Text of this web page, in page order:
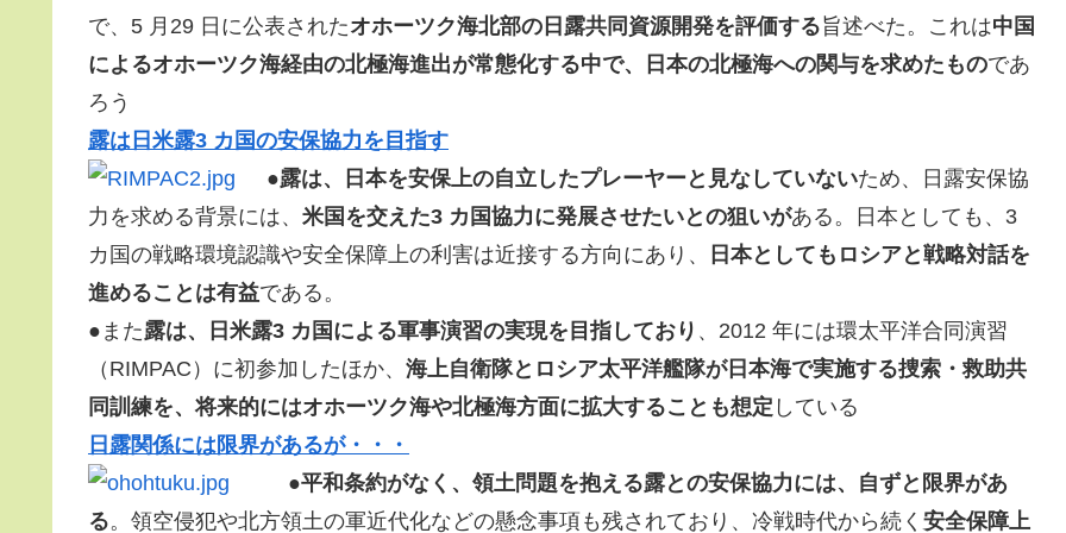
で、5 月29 日に公表されたオホーツク海北部の日露共同資源開発を評価する旨述べた。これは中国
によるオホーツク海経由の北極海進出が常態化する中で、日本の北極海への関与を求めたものであ
ろう
露は日米露3 カ国の安保協力を目指す
●露は、日本を安保上の自立したプレーヤーと見なしていないため、日露安保協
力を求める背景には、 米国を交えた3 カ国協力に発展させたいとの狙いがある。日本としても、3
カ国の戦略環境認識や安全保障上の利害は近接する方向にあり、
日本としてもロシアと戦略対話を
進めることは有益である。
●また露は、日米露3 カ国による軍事演習の実現を目指しており 、2012 年には環太平洋合同演習
（RIMPAC）に初参加したほか、 海上自衛隊とロシア太平洋艦隊が日本海で実施する捜索・救助共
同訓練を、将来的にはオホーツク海や北極海方面に拡大することも想定 している
日露関係には限界があるが・・・
●平和条約がなく、領土問題を抱える露との安保協力には、自ずと限界があ
る。領空侵犯や北方領土の軍近代化などの懸念事項も残されており、冷戦時代から続く 安全保障上